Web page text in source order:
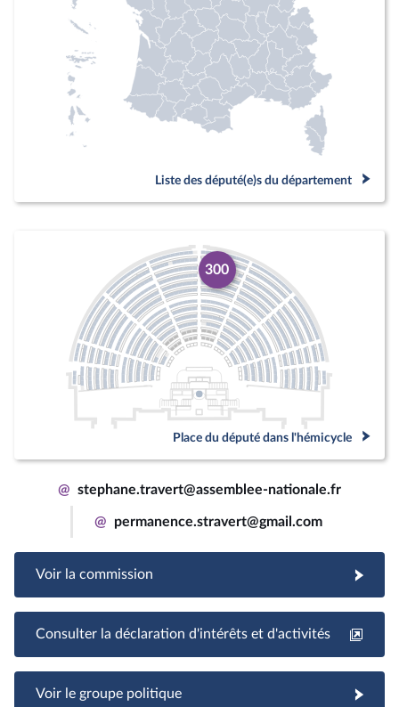
Liste des député(e)s du département
300
Place du député dans l'hémicycle
@ stephane.travert@assemblee-nationale.fr
@ permanence.stravert@gmail.com
Voir la commission
Consulter la déclaration d'intérêts et d'activités
Voir le groupe politique